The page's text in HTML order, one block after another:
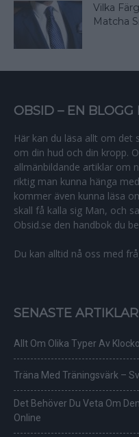
Vilka
Matcha
OBSID – EN BLOGG
Här kan du läsa allt om det
om din hud och din kropp.
allmänbildande artiklar om
riktig man kunna hänga
kommer även kunna läsa
skall få kalla sig Man, och
Obsid.se den handbok du
Du kan alltid nå oss med
SENASTE
Allt Om Olika Typer Av
Träna Med Träningsvärk –
Det Behöver Du Veta Om
Online